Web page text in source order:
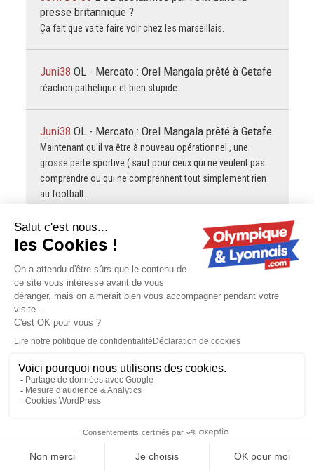
presse britannique ?
Ça fait que va te faire voir chez les marseillais.
Juni38 OL - Mercato : Orel Mangala prêté à Getafe
réaction pathétique et bien stupide
Juni38 OL - Mercato : Orel Mangala prêté à Getafe
Maintenant qu'il va être à nouveau opérationnel , une
grosse perte sportive ( sauf pour ceux qui ne veulent pas
comprendre ou qui ne comprennent tout simplement rien
au football…
Tigone OL - Mercato : Orel Mangala prêté à Getafe
Ce jeune coréen devrait savoir qu'avec Fonseca si tu n'es
pas arrière latéral de formation et bah ça veut dire que tu
n’es pas prêt, donc tu joues pas!!
PAT11gribL'OL déstabilisé par l'OM dans la
presse britannique ?
parler football
presse britannique ?
Ça c'est très foot et très réducteur. Je n'aime pas vraiment
Marseille mais je connais pleins de marseillais qui sont